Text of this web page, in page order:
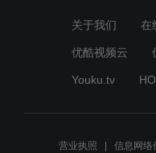
关于我们 在
优酷视频云
Youku.tv
营业执照 信息网络